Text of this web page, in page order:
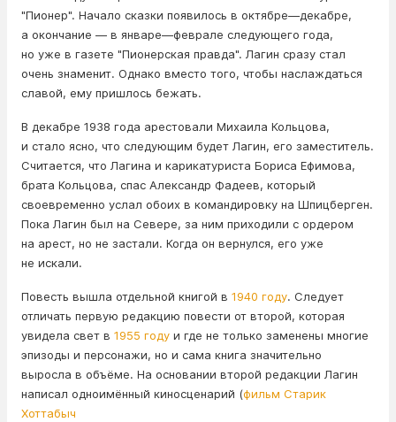
"Пионер". Начало сказки появилось в октябре—декабре,
а окончание — в январе—феврале следующего года,
но уже в газете "Пионерская правда". Лагин сразу стал
очень знаменит. Однако вместо того, чтобы наслаждаться
славой, ему пришлось бежать.
В декабре 1938 года арестовали Михаила Кольцова,
и стало ясно, что следующим будет Лагин, его заместитель.
Считается, что Лагина и карикатуриста Бориса Ефимова,
брата Кольцова, спас Александр Фадеев, который
своевременно услал обоих в командировку на Шпицберген.
Пока Лагин был на Севере, за ним приходили с ордером
на арест, но не застали. Когда он вернулся, его уже
не искали.
Повесть вышла отдельной книгой в 1940 году. Следует
отличать первую редакцию повести от второй, которая
увидела свет в 1955 году и где не только заменены многие
эпизоды и персонажи, но и сама книга значительно
выросла в объёме. На основании второй редакции Лагин
написал одноимённый киносценарий (фильм Старик
Хоттабыч